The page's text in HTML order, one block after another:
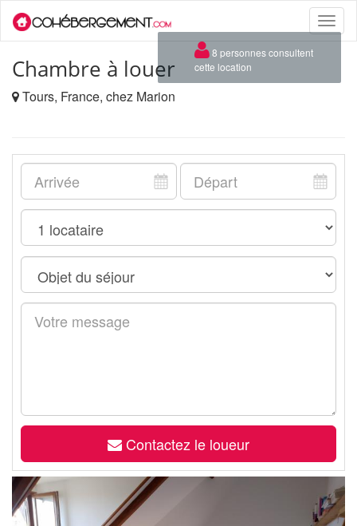
Toggle
Chambre à louer
Tours, France, chez Marion
Contactez le loueur
×
8 personnes consultent
cette location